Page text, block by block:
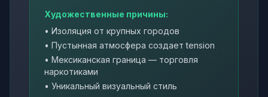
Художественные причины:
• Изоляция от крупных городов
• Пустынная атмосфера создает tension
• Мексиканская граница — торговля
наркотиками
• Уникальный визуальный стиль